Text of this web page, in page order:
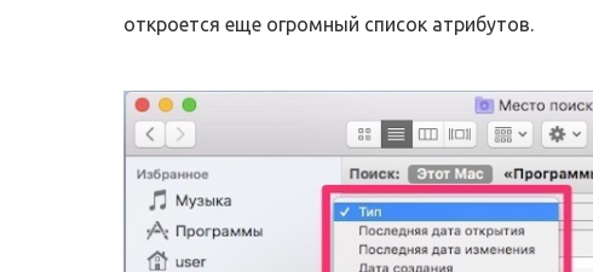
откроется еще огромный список атрибутов.